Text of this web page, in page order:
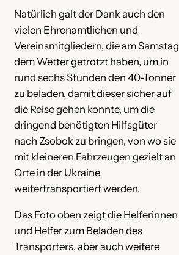
Natürlich galt der Dank auch den
vielen Ehrenamtlichen und
Vereinsmitgliedern, die am Samstag
dem Wetter getrotzt haben, um in
rund sechs Stunden den 40-Tonner
zu beladen, damit dieser sicher auf
die Reise gehen konnte, um die
dringend benötigten Hilfsgüter
nach Zsobok zu bringen, von wo sie
mit kleineren Fahrzeugen gezielt an
Orte in der Ukraine
weitertransportiert werden.
Das Foto oben zeigt die Helferinnen
und Helfer zum Beladen des
Transporters, aber auch weitere